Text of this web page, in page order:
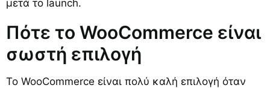
μετά το launch.
Πότε το WooCommerce είναι
σωστή επιλογή
Το WooCommerce είναι πολύ καλή επιλογή όταν